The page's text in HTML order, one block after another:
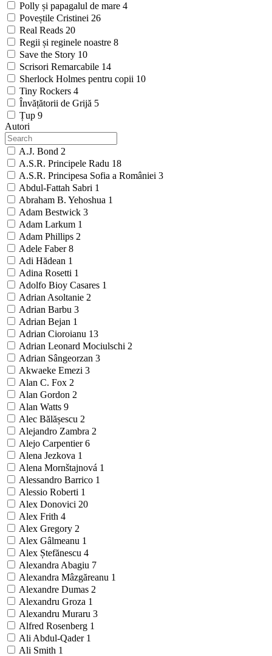
Polly și papagalul de mare 4
Poveștile Cristinei 26
Real Reads 20
Regii și reginele noastre 8
Save the Story 10
Scrisori Remarcabile 14
Sherlock Holmes pentru copii 10
Tiny Rockers 4
Învățătorii de Grijă 5
Țup 9
Autori
A.J. Bond 2
A.S.R. Principele Radu 18
A.S.R. Principesa Sofia a României 3
Abdul-Fattah Sabri 1
Abraham B. Yehoshua 1
Adam Bestwick 3
Adam Larkum 1
Adam Phillips 2
Adele Faber8
Adi Hădean 1
Adina Rosetti 1
Adolfo Bioy Casares 1
Adrian Asoltanie 2
Adrian Barbu 3
Adrian Bejan 1
Adrian Cioroianu 13
Adrian Leonard Mociulschi 2
Adrian Sângeorzan 3
Akwaeke Emezi 3
Alan C. Fox 2
Alan Gordon 2
Alan Watts 9
Alec Bălășescu 2
Alejandro Zambra 2
Alejo Carpentier6
Alena Jezkova 1
Alena Mornštajnová 1
Alessandro Barrico 1
Alessio Roberti 1
Alex Donovici 20
Alex Frith 4
Alex Gregory 2
Alex Gâlmeanu 1
Alex Ștefănescu 4
Alexandra Abagiu 7
Alexandra Mâzgăreanu 1
Alexandre Dumas 2
Alexandru Groza 1
Alexandru Muraru 3
Alfred Rosenberg 1
Ali Abdul-Qader 1
Ali Smith 1